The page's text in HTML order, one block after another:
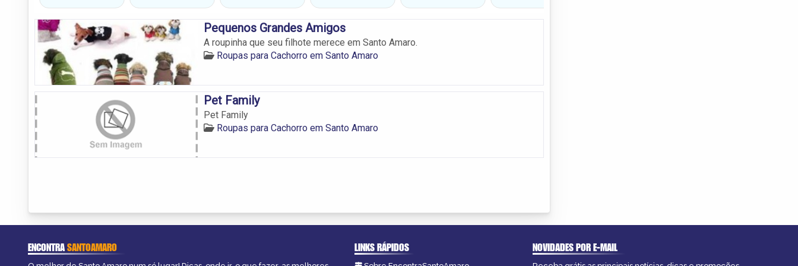
Pequenos Grandes Amigos
A roupinha que seu filhote merece em Santo Amaro.
Roupas para Cachorro em Santo Amaro
Pet Family
Pet Family
Roupas para Cachorro em Santo Amaro
ENCONTRASANTOAMARO LINKS RÁPIDOS NOVIDADES POR E-MAIL